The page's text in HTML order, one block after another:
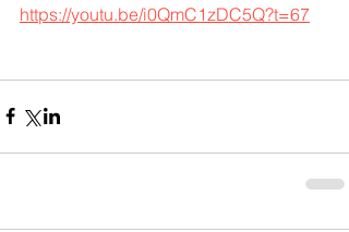
https://youtu.be/i0QmC1zDC5Q?t=67